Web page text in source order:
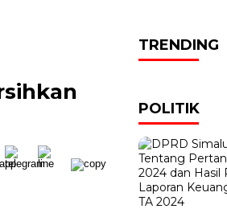
TRENDING
POLITIK